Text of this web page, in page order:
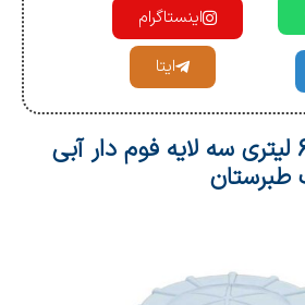
اینستاگرام
ایتا
مخزن انبساط 60 لیتری سه لایه فوم دار آبی
طبرستان